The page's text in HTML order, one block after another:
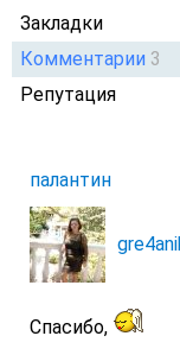
Закладки
Комментарии 3
Репутация
палантин
Спасибо,